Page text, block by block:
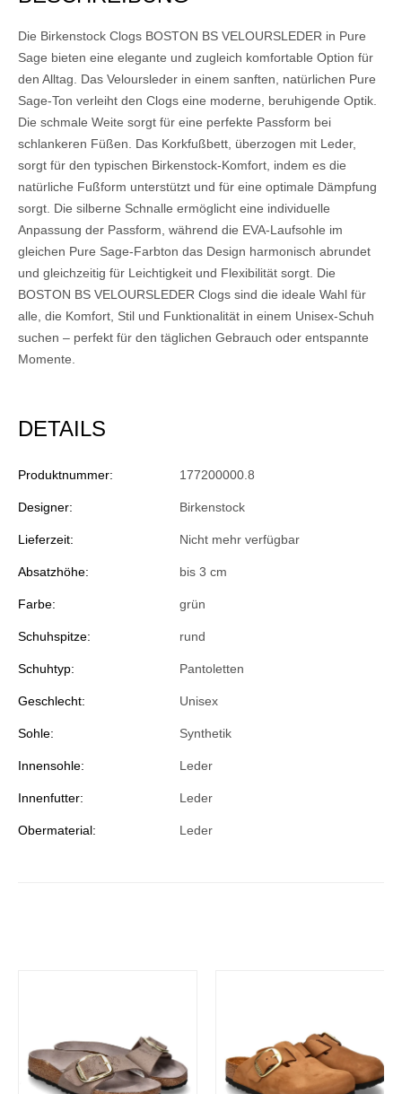
Die Birkenstock Clogs BOSTON BS VELOURSLEDER in Pure
Sage bieten eine elegante und zugleich komfortable Option für
den Alltag. Das Veloursleder in einem sanften, natürlichen Pure
Sage-Ton verleiht den Clogs eine moderne, beruhigende Optik.
Die schmale Weite sorgt für eine perfekte Passform bei
schlankeren Füßen. Das Korkfußbett, überzogen mit Leder,
sorgt für den typischen Birkenstock-Komfort, indem es die
natürliche Fußform unterstützt und für eine optimale Dämpfung
sorgt. Die silberne Schnalle ermöglicht eine individuelle
Anpassung der Passform, während die EVA-Laufsohle im
gleichen Pure Sage-Farbton das Design harmonisch abrundet
und gleichzeitig für Leichtigkeit und Flexibilität sorgt. Die
BOSTON BS VELOURSLEDER Clogs sind die ideale Wahl für
alle, die Komfort, Stil und Funktionalität in einem Unisex-Schuh
suchen – perfekt für den täglichen Gebrauch oder entspannte
Momente.
DETAILS
Produktnummer: 177200000.8
Designer: Birkenstock
Lieferzeit: Nicht mehr verfügbar
Absatzhöhe: bis 3 cm
Farbe: grün
Schuhspitze: rund
Schuhtyp: Pantoletten
Geschlecht: Unisex
Sohle: Synthetik
Innensohle: Leder
Innenfutter: Leder
Obermaterial: Leder